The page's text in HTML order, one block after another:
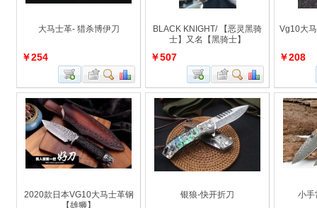
大马士革- 猎杀博伊刀
￥254
BLACK KNIGHT/ 【恶灵黑骑
士】又名【黑骑士】
￥507
Vg10大
￥208
2020款日本VG10大马士革钢
【雄狮】
银狼-快开折刀 小手